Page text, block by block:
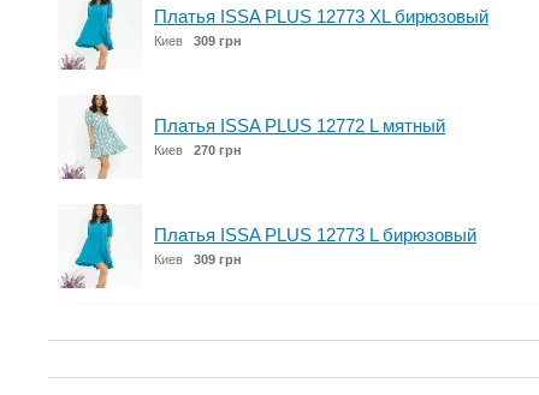
Платья ISSA PLUS 12773 XL бирюзовый
Киев 309 грн
Платья ISSA PLUS 12772 L мятный
Киев 270 грн
Платья ISSA PLUS 12773 L бирюзовый
Киев 309 грн